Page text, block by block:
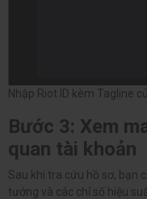
Nhập Riot ID kèm Tagline
Bước 3: Xem
quan tài khoản
Sau khi tra cứu hồ sơ, bạn
tướng và các chỉ số hiệu